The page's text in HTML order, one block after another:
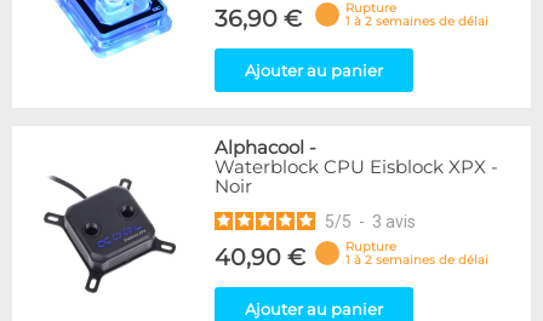
36,90 €
Rupture
1 à 2 semaines de délai
Ajouter au panier
Alphacool -
Waterblock CPU Eisblock XPX -
Noir
5/5 - 3 avis
40,90 €
Rupture
1 à 2 semaines de délai
Ajouter au panier